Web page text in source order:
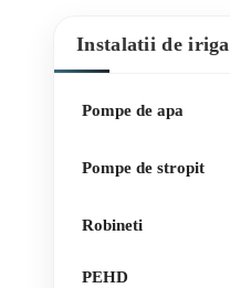
Instalatii de
Pompe de apa
Pompe de stropit
Robineti
PEHD